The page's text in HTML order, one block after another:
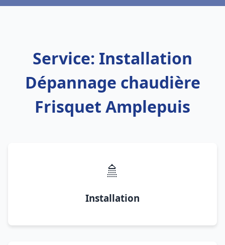
Service: Installation
Dépannage chaudière
Frisquet Amplepuis
🚿
Installation